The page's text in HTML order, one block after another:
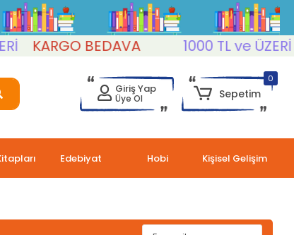
KARGO BEDAVA 1000 TL ve ÜZERİ
Giriş Yap
Üye Ol
0
Sepetim
Edebiyat Hobi Kişisel Gelişim